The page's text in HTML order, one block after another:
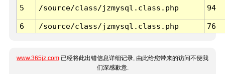
5 /source/class/jzmysql.class.php 94
6 /source/class/jzmysql.class.php 76
www.365jz.com 已经将此出错信息详细记录, 由此给您带来的访问不便我
们深感歉意.